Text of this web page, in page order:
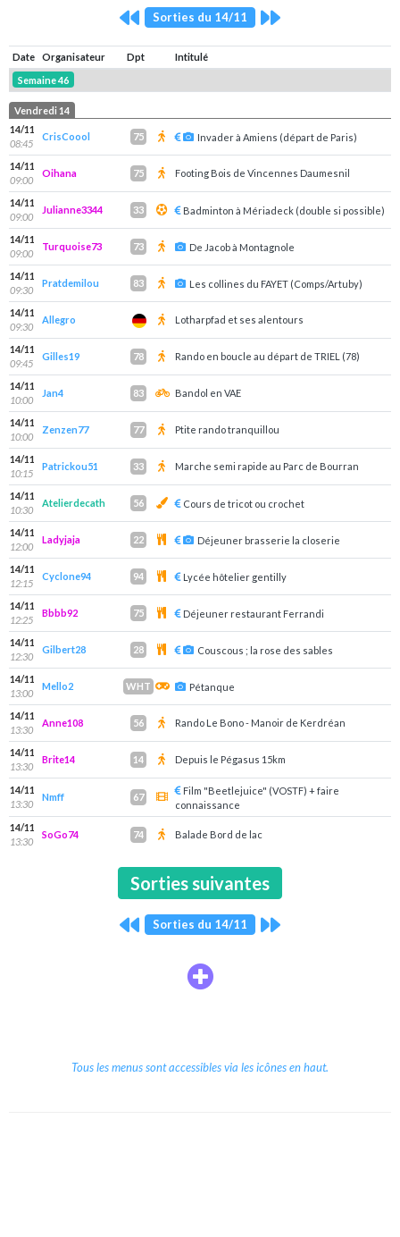
Sorties du 14/11
Date Organisateur Dpt
Intitulé
Semaine 46
Vendredi 14
14/11
08:45
CrisCoool 75 Invader à Amiens (départ de Paris)
14/11
09:00
Oihana 75 Footing Bois de Vincennes Daumesnil
14/11
09:00
Julianne3344 33 Badminton à Mériadeck (double si possible)
14/11
09:00
Turquoise73 73 De Jacob à Montagnole
14/11
09:30
Pratdemilou 83 Les collines du FAYET (Comps/Artuby)
14/11
09:30
Allegro Lotharpfad et ses alentours
14/11
09:45
Gilles19 78 Rando en boucle au départ de TRIEL (78)
14/11
10:00
Jan4 83 Bandol en VAE
14/11
10:00
Zenzen77 77 Ptite rando tranquillou
14/11
10:15
Patrickou51 33 Marche semi rapide au Parc de Bourran
14/11
10:30
Atelierdecath 56 Cours de tricot ou crochet
14/11
12:00
Ladyjaja 22 Déjeuner brasserie la closerie
14/11
12:15
Cyclone94 94 Lycée hôtelier gentilly
14/11
12:25
Bbbb92 75 Déjeuner restaurant Ferrandi
14/11
12:30
Gilbert28 28 Couscous ; la rose des sables
14/11
13:00
Mello2 WHT Pétanque
14/11
13:30
Anne108 56 Rando Le Bono - Manoir de Kerdréan
14/11
13:30
Brite14 14 Depuis le Pégasus 15km
14/11
13:30
Nmff 67
Film "Beetlejuice" (VOSTF) + faire
connaissance
14/11
13:30
SoGo74 74 Balade Bord de lac
Sorties suivantes
Sorties du 14/11
Tous les menus sont accessibles via les icônes en haut.